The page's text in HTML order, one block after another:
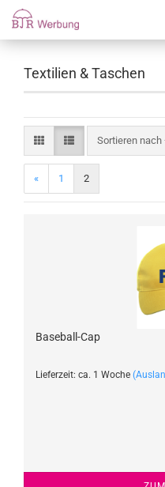
Textilien & Taschen
Sortieren nach
« 1 2
Baseball-Cap
Lieferzeit: ca. 1 Woche